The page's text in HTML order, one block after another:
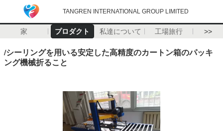
TANGREN INTERNATIONAL GROUP LIMITED
家 プロダクト 私達について 工場旅行 >>
/シーリングを用いる安定した高精度のカートン箱のパッキ
ング機械折ること